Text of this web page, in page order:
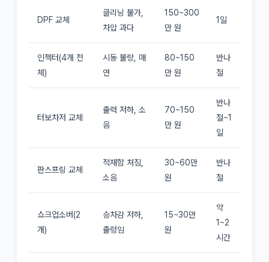
DPF 교체
클리닝 불가,
차압 과다
150~300
만 원
1일
인젝터(4개 전
체)
시동 불량, 매
연
80~150
만 원
반나
절
터보차저 교체
출력 저하, 소
음
70~150
만 원
반나
절~1
일
판스프링 교체
적재함 처짐,
소음
30~60만
원
반나
절
쇼크업소버(2
개)
승차감 저하,
출렁임
15~30만
원
약
1~2
시간